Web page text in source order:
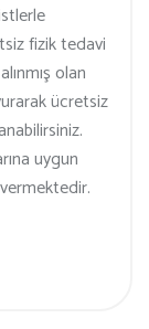
fizik tedavi
olan
ücretsiz
uygun